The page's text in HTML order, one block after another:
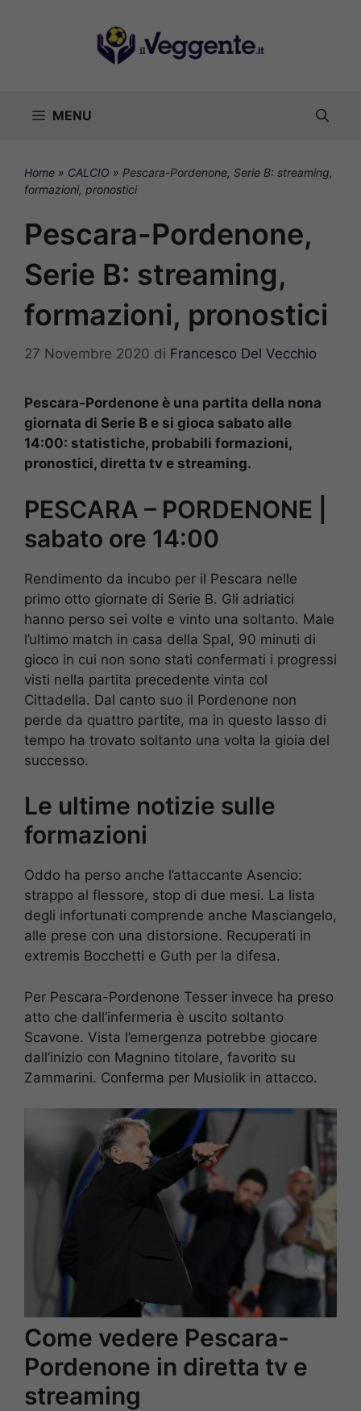
MENU
Home » CALCIO » Pescara-Pordenone, Serie B: streaming,
formazioni, pronostici
Pescara-Pordenone,
Serie B: streaming,
formazioni, pronostici
27 Novembre 2020 di Francesco Del Vecchio
Pescara-Pordenone è una partita della nona
giornata di Serie B e si gioca sabato alle
14:00: statistiche, probabili formazioni,
pronostici, diretta tv e streaming.
PESCARA – PORDENONE |
sabato ore 14:00
Rendimento da incubo per il Pescara nelle
primo otto giornate di Serie B. Gli adriatici
hanno perso sei volte e vinto una soltanto. Male
l’ultimo match in casa della Spal, 90 minuti di
gioco in cui non sono stati confermati i progressi
visti nella partita precedente vinta col
Cittadella. Dal canto suo il Pordenone non
perde da quattro partite, ma in questo lasso di
tempo ha trovato soltanto una volta la gioia del
successo.
Le ultime notizie sulle
formazioni
Oddo ha perso anche l’attaccante Asencio:
strappo al flessore, stop di due mesi. La lista
degli infortunati comprende anche Masciangelo,
alle prese con una distorsione. Recuperati in
extremis Bocchetti e Guth per la difesa.
Per Pescara-Pordenone Tesser invece ha preso
atto che dall’infermeria è uscito soltanto
Scavone. Vista l’emergenza potrebbe giocare
dall’inizio con Magnino titolare, favorito su
Zammarini. Conferma per Musiolik in attacco.
Come vedere Pescara-
Pordenone in diretta tv e
streaming